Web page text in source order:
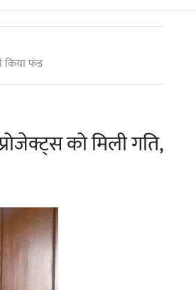
किया फंड
को मिली गति,